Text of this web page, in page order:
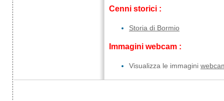
Cenni storici :
Storia di Bormio
Immagini webcam :
Visualizza le immagini